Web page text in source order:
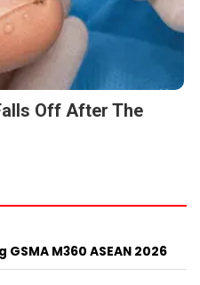
Off After The
M360 ASEAN 2026